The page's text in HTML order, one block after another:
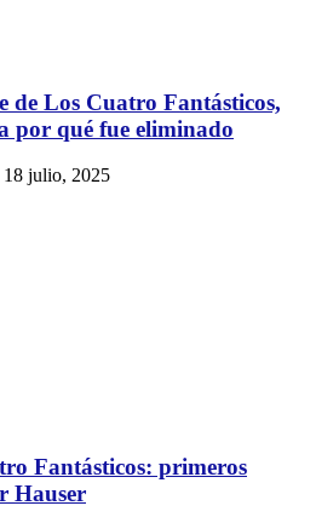
de Los Cuatro Fantásticos,
por qué fue eliminado
18 julio, 2025
Fantásticos: primeros
Hauser